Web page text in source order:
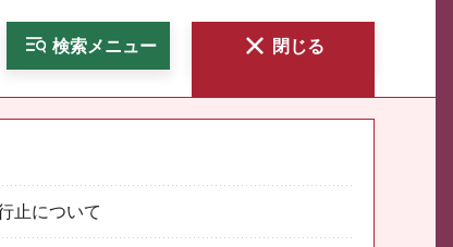
検索メニュー 閉じる
止について